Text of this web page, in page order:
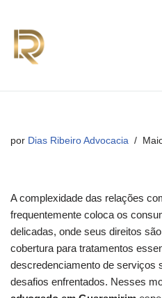
Avançar
para
por Dias Ribeiro Advocacia
A complexidade das relações
frequentemente coloca os
delicadas, onde seus direitos
cobertura para tratamentos
descredenciamento de serviços
desafios enfrentados. Nesses